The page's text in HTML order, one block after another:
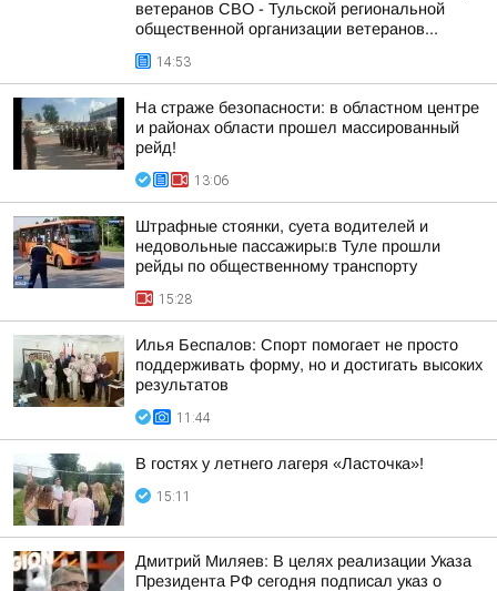
ветеранов СВО - Тульской региональной
общественной организации ветеранов...
14:53
На страже безопасности: в областном центре
и районах области прошел массированный
рейд!
13:06
Штрафные стоянки, суета водителей и
недовольные пассажиры:в Туле прошли
рейды по общественному транспорту
15:28
Илья Беспалов: Спорт помогает не просто
поддерживать форму, но и достигать высоких
результатов
11:44
В гостях у летнего лагеря «Ласточка»!
15:11
Дмитрий Миляев: В целях реализации Указа
Президента РФ сегодня подписал указ о